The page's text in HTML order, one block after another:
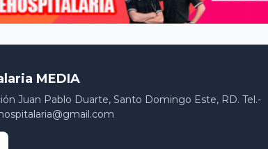
MEDIA
Juan Pablo Duarte, Santo Domingo Este, RD. Tel.-